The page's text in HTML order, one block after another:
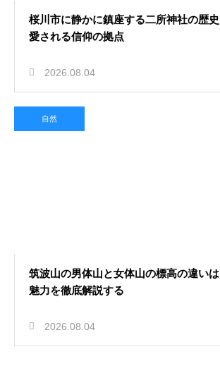
桜川市に静かに鎮座する二所神社の歴
愛される信仰の拠点
2026.08.04
自然
筑波山の男体山と女体山の標高の違い
魅力を徹底解説する
2026.08.04